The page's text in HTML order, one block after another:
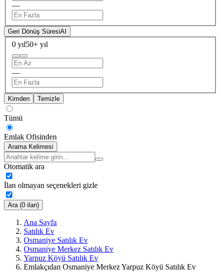
—
Geri Dönüş SüresiAI
0 yıl50+ yıl
—
Kimden Temizle
Tümü
Emlak Ofisinden
Arama Kelimesi
Otomatik ara
İlan olmayan seçenekleri gizle
Ara (0 ilan)
Ana Sayfa
Satılık Ev
Osmaniye Satılık Ev
Osmaniye Merkez Satılık Ev
Yarpuz Köyü Satılık Ev
Emlakçıdan Osmaniye Merkez Yarpuz Köyü Satılık Ev